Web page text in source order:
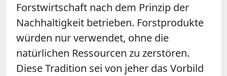
Forstwirtschaft nach dem Prinzip der
Nachhaltigkeit betrieben. Forstprodukte
würden nur verwendet, ohne die
natürlichen Ressourcen zu zerstören.
Diese Tradition sei von jeher das Vorbild